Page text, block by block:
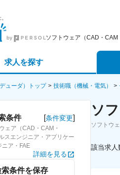
ソフトウェア（CAD・
求人を探す
探す
す
エ
ス
ューダ）トップ 技術職（機械・電気）
条件 [条件変更]
ェア（CAD・CAM・
スエンジニア・アプリケー
ニア・FAE
詳細を見る
索条件を保存
ソ
ソフトウ
該当求人